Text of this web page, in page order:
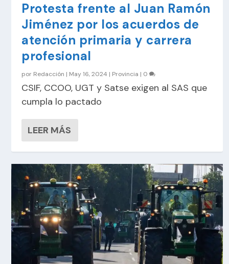
Protesta frente al Juan Ramón
Jiménez por los acuerdos de
atención primaria y carrera
profesional
por Redacción | May 16, 2024 | Provincia | 0
CSIF, CCOO, UGT y Satse exigen al SAS que
cumpla lo pactado
LEER MÁS